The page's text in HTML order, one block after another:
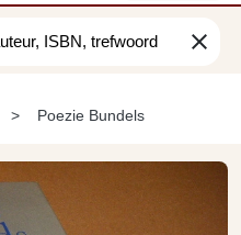
clear
Poezie Bundels